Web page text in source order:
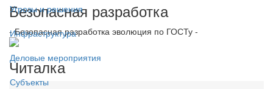
Угрозы и решения
Инфраструктура
Деловые мероприятия
Субъекты
Безопасная разработка
- Безопасная разработка эволюция по ГОСТу -
Читалка